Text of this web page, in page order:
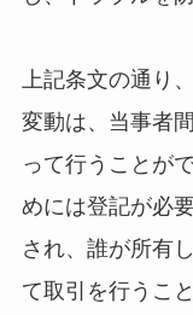
上記条文の通り
変動は、当事者
って行うことが
めには登記が必
され、誰が所有
て取引を行うこ